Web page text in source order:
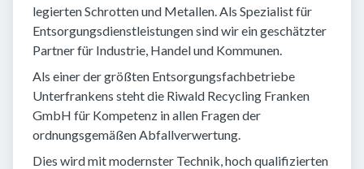
legierten Schrotten und Metallen. Als Spezialist für
Entsorgungsdienstleistungen sind wir ein geschätzter
Partner für Industrie, Handel und Kommunen.
Als einer der größten Entsorgungsfachbetriebe
Unterfrankens steht die Riwald Recycling Franken
GmbH für Kompetenz in allen Fragen der
ordnungsgemäßen Abfallverwertung.
Dies wird mit modernster Technik, hoch qualifizierten